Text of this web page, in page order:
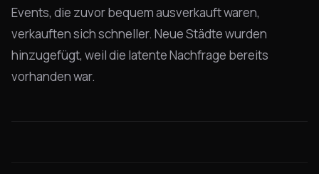
Events, die zuvor bequem ausverkauft waren,
verkauften sich schneller. Neue Städte wurden
hinzugefügt, weil die latente Nachfrage bereits
vorhanden war.